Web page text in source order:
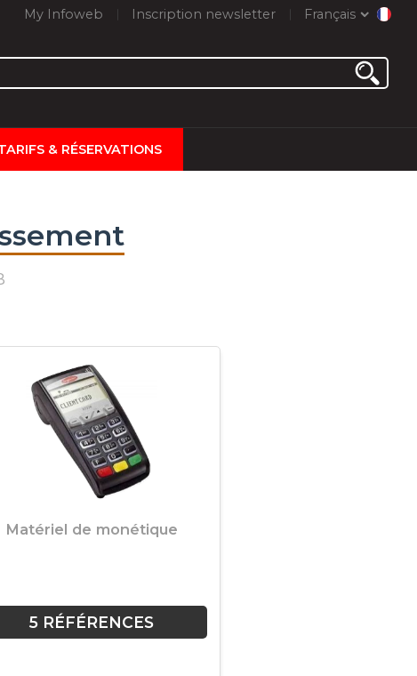
My Infoweb Inscription newsletter Français
& RÉSERVATIONS
Matériel de monétique
5 RÉFÉRENCES